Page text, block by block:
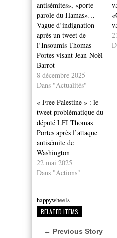
antisémites», «porte-
parole du Hamas»…
Vague d’indignation
après un tweet de
l’Insoumis Thomas
Portes visant Jean-Noël
Barrot
8 décembre 2025
Dans "Actualités"
« Free Palestine » : le
tweet problématique du
député LFI Thomas
Portes après l’attaque
antisémite de
Washington
22 mai 2025
Dans "Actions"
happywheels
RELATED ITEMS
← Previous Story